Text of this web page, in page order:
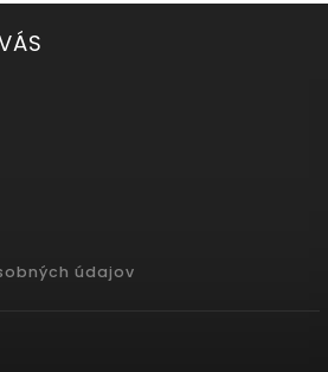
údajov